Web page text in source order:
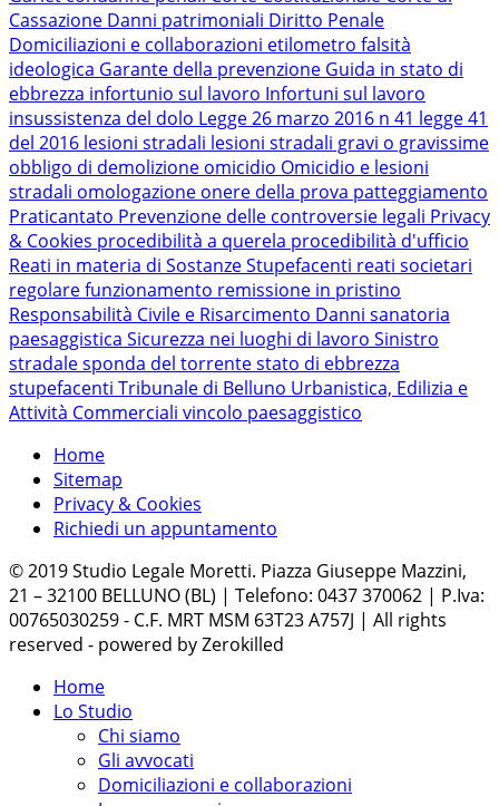
Cassazione Danni patrimoniali Diritto Penale
Domiciliazioni e collaborazioni etilometro falsità
ideologica Garante della prevenzione Guida in stato di
ebbrezza infortunio sul lavoro Infortuni sul lavoro
insussistenza del dolo Legge 26 marzo 2016 n 41 legge 41
del 2016 lesioni stradali lesioni stradali gravi o gravissime
obbligo di demolizione omicidio Omicidio e lesioni
stradali omologazione onere della prova patteggiamento
Praticantato Prevenzione delle controversie legali Privacy
& Cookies procedibilità a querela procedibilità d'ufficio
Reati in materia di Sostanze Stupefacenti reati societari
regolare funzionamento remissione in pristino
Responsabilità Civile e Risarcimento Danni sanatoria
paesaggistica Sicurezza nei luoghi di lavoro Sinistro
stradalesponda del torrentestato di ebbrezza
stupefacenti Tribunale di Belluno Urbanistica, Edilizia e
Attività Commerciali vincolo paesaggistico
Home
Sitemap
Privacy & Cookies
Richiedi un appuntamento
© 2019 Studio Legale Moretti. Piazza Giuseppe Mazzini,
21 – 32100 BELLUNO (BL) | Telefono: 0437 370062 | P.Iva:
00765030259 - C.F. MRT MSM 63T23 A757J | All rights
reserved - powered by Zerokilled
Home
Lo Studio
Chi siamo
Gli avvocati
Domiciliazioni e collaborazioni